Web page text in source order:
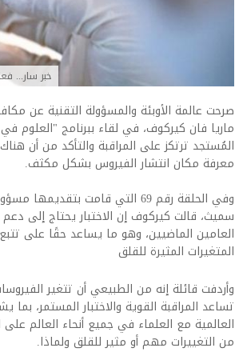
خبر سار...
ماريا فان كيركوف، في لقاء ببرنامج "العلوم
المُستجد ترتكز على المراقبة والتأكد من أن
معرفة مكان انتشار الفيروس بشكل مكثف.
وفي الحلقة رقم 69 التي قامت
سميث، قالت كيركوف إن الاختبار يحتاج إلى
العامين الماضيين، وهو ما يساعد حقًا على
المتغيرات المثيرة للقلق
وأردفت قائلة إنه من الطبيعي أن تتغير
تساعد المراقبة القوية والاختبار المستمر،
العالمية مع العلماء في جميع أنحاء العالم
من التغييرات مهم أو مثير للقلق ولماذا.